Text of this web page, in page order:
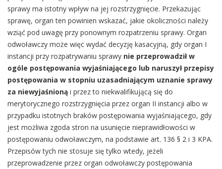
sprawy ma istotny wpływ na jej rozstrzygnięcie. Przekazując
sprawę, organ ten powinien wskazać, jakie okoliczności należy
wziąć pod uwagę przy ponownym rozpatrzeniu sprawy. Organ
odwoławczy może więc wydać decyzję kasacyjną, gdy organ I
instancji przy rozpatrywaniu sprawy nie przeprowadził w
ogóle postępowania wyjaśniającego lub naruszył przepisy
postępowania w stopniu uzasadniającym uznanie sprawy
za niewyjaśnioną i przez to niekwalifikującą się do
merytorycznego rozstrzygnięcia przez organ II instancji albo w
przypadku istotnych braków postępowania wyjaśniającego, gdy
jest możliwa zgoda stron na usunięcie nieprawidłowości w
postępowaniu odwoławczym, na podstawie art. 136 § 2 i 3 KPA.
Przepisów tych nie stosuje się tylko wtedy, jeżeli
przeprowadzenie przez organ odwoławczy postępowania